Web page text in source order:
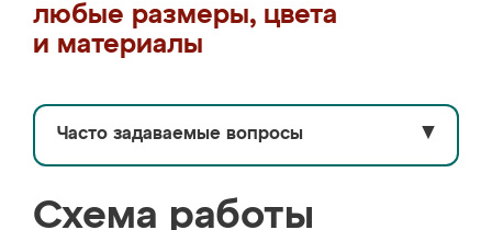
любые размеры, цвета
и материалы
Часто задаваемые вопросы ▼
Схема работы